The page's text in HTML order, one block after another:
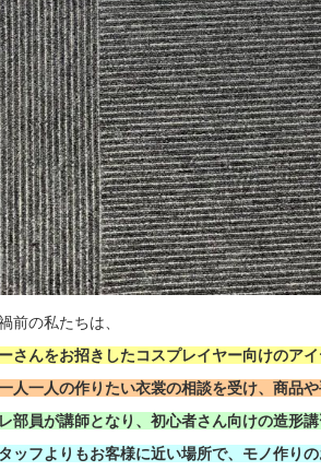
前の私たちは、
さんをお招きしたコスプレイヤー向けのア
人一人の作りたい衣裳の相談を受け、商品
部員が講師となり、初心者さん向けの造形
ッフよりもお客様に近い場所で、モノ作り